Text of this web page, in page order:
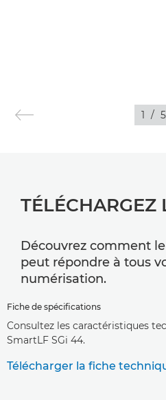
1 / 5
TÉLÉCHARGEZ
Découvrez comment
peut répondre à tous
numérisation.
Fiche de spécifications
Consultez les caractéristiques
SmartLF SGi 44.
Télécharger la fiche